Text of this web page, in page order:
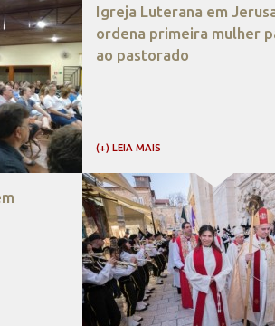
Igreja Luterana em
ordena primeira mulher
ao pastorado
(+) LEIA MAIS